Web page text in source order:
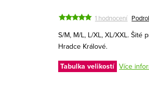
1 hodnocení
S/M, M/L, L/XL, XL/XXL. Šité
Hradce Králové.
Tabulka velikostí Více